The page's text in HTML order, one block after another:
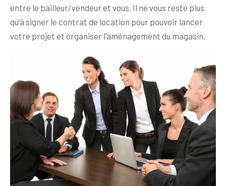
entre le bailleur/vendeur et vous. Il ne vous reste plus
qu’à signer le contrat de location pour pouvoir lancer
votre projet et organiser l’aménagement du magasin.